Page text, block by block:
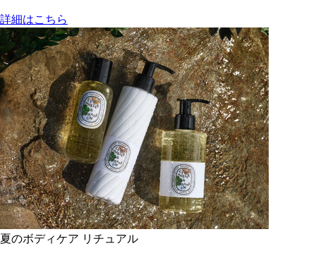
詳細はこちら
夏のボディケア リチュアル